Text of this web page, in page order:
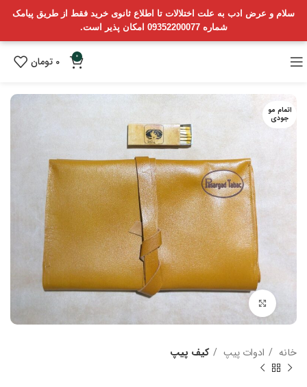
سلام و عرض ادب به علت اختلالات تا اطلاع ثانوی خرید فقط از طریق پیامک
شماره 09352200077 امکان پذیر است.
0
0 تومان
اتمام مو
جودی
خانه ادوات پیپ کیف پیپ